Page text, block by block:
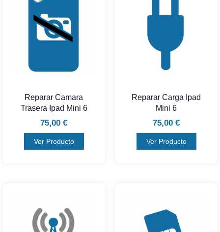
Reparar Camara
Trasera Ipad Mini 6
75,00 €
Ver Producto
Reparar Carga Ipad
Mini 6
75,00 €
Ver Producto